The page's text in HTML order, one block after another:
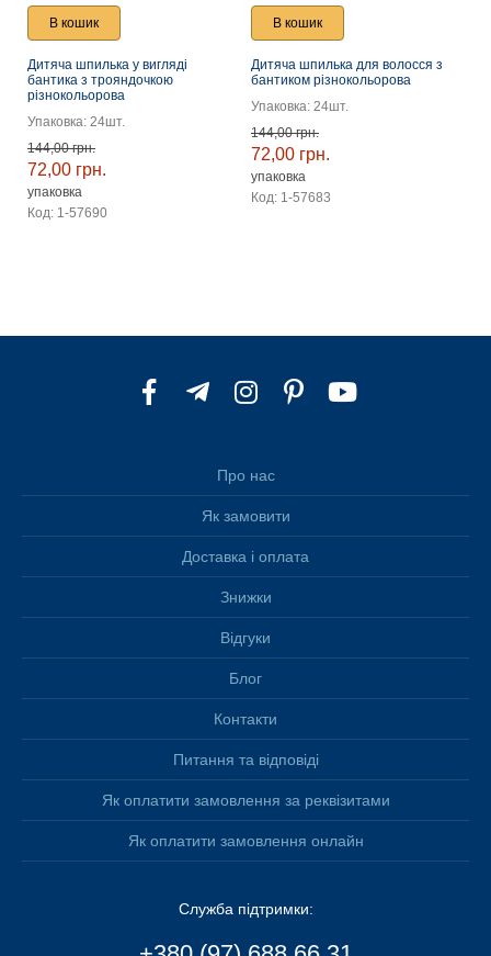
-50
В кошик
Дитяча шпилька у вигляді
бантика з трояндочкою
різнокольорова
Упаковка: 24шт.
144,00 грн.
72,00 грн.
упаковка
Код: 1-57690
-50
В кошик
Дитяча шпилька для волосся з
бантиком різнокольорова
Упаковка: 24шт.
144,00 грн.
72,00 грн.
упаковка
Код: 1-57683
Про нас
Як замовити
Доставка і оплата
Знижки
Відгуки
Блог
Контакти
Питання та відповіді
Як оплатити замовлення за реквізитами
Як оплатити замовлення онлайн
Служба підтримки: